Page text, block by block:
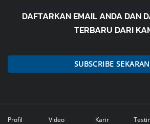
DAFTARKAN EMAIL ANDA DAN
TERBARU DARI
SUBSCRIBE
Profil Video Karir